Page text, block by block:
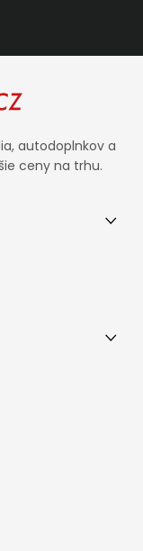
autodoplnkov a
ceny na trhu.